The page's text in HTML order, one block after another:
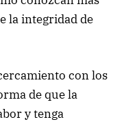
la integridad de
con los
de que la
y tenga